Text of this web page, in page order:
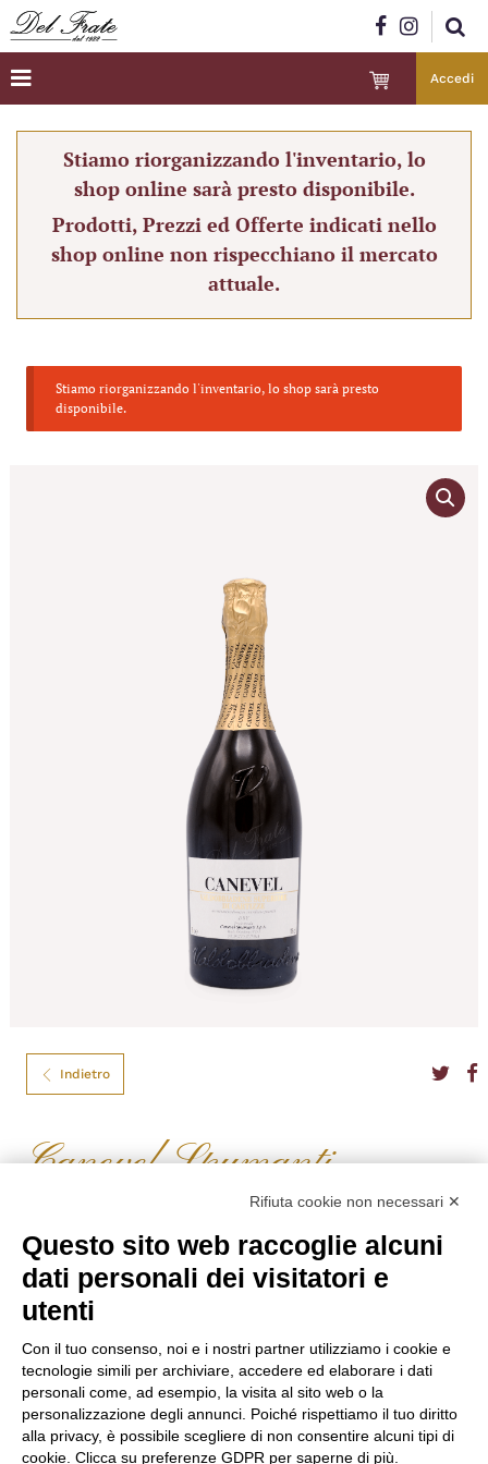
Accedi
Stiamo riorganizzando l'inventario, lo
shop online sarà presto disponibile.
Prodotti, Prezzi ed Offerte indicati nello
shop online non rispecchiano il mercato
attuale.
Stiamo riorganizzando l'inventario, lo shop sarà presto
disponibile.
Indietro
Canevel Spumanti
CARTIZZE CANEVEL CL.75
Cartizze è la pregiata espressione dell’omonimo colle nel cuore di
Valdobbiadene. Il vino, amabile e setoso, si caratterizza per i sentori di
rosa, glicine e pesca.
Formato
75
Tipo
Spumante
Gradazione
Produttore
Canevel Spumanti
Dolcezza
Dry
€26,80
Rifiuta cookie non necessari ✕
Questo sito web raccoglie alcuni
dati personali dei visitatori e
utenti
Con il tuo consenso, noi e i nostri partner utilizziamo i cookie e
tecnologie simili per archiviare, accedere ed elaborare i dati
personali come, ad esempio, la visita al sito web o la
personalizzazione degli annunci. Poiché rispettiamo il tuo diritto
alla privacy, è possibile scegliere di non consentire alcuni tipi di
cookie. Clicca su preferenze GDPR per saperne di più.